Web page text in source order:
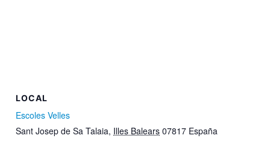
LOCAL
Escoles Velles
Sant Josep de Sa Talaia, Illes Balears 07817 España